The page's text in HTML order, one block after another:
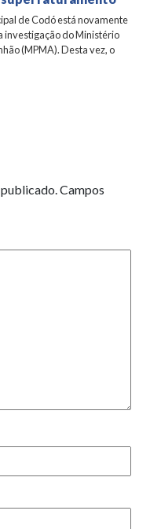
de Codó está novamente
investigação do Ministério
(MPMA). Desta vez, o
publicado.Campos